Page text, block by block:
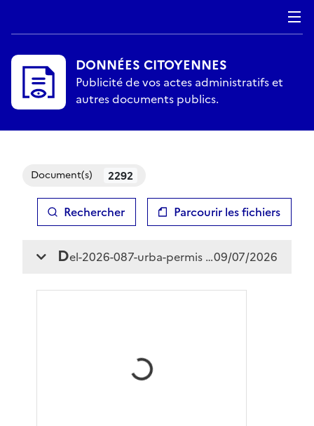
DONNÉES CITOYENNES
Publicité de vos actes administratifs et
autres documents publics.
Document(s) 2292
Parcourir les fichiers
Rechercher
del-2026-087-urba-permis de louer la réole 09/07/2026
Chargement, veuillez patienter...